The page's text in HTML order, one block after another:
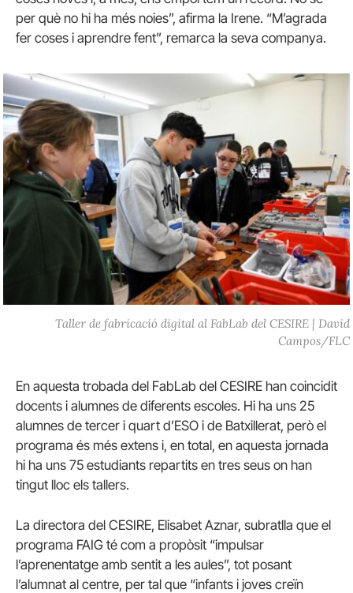
per què no hi ha més noies”, afirma la Irene. “M’agrada
fer coses i aprendre fent”, remarca la seva companya.
Taller de fabricació digital al FabLab del CESIRE | David
Campos/FLC
En aquesta trobada del FabLab del CESIRE han coincidit
docents i alumnes de diferents escoles. Hi ha uns 25
alumnes de tercer i quart d’ESO i de Batxillerat, però el
programa és més extens i, en total, en aquesta jornada
hi ha uns 75 estudiants repartits en tres seus on han
tingut lloc els tallers.
La directora del CESIRE, Elisabet Aznar, subratlla que el
programa FAIG té com a propòsit “impulsar
l’aprenentatge amb sentit a les aules”, tot posant
l’alumnat al centre, per tal que “infants i joves creïn